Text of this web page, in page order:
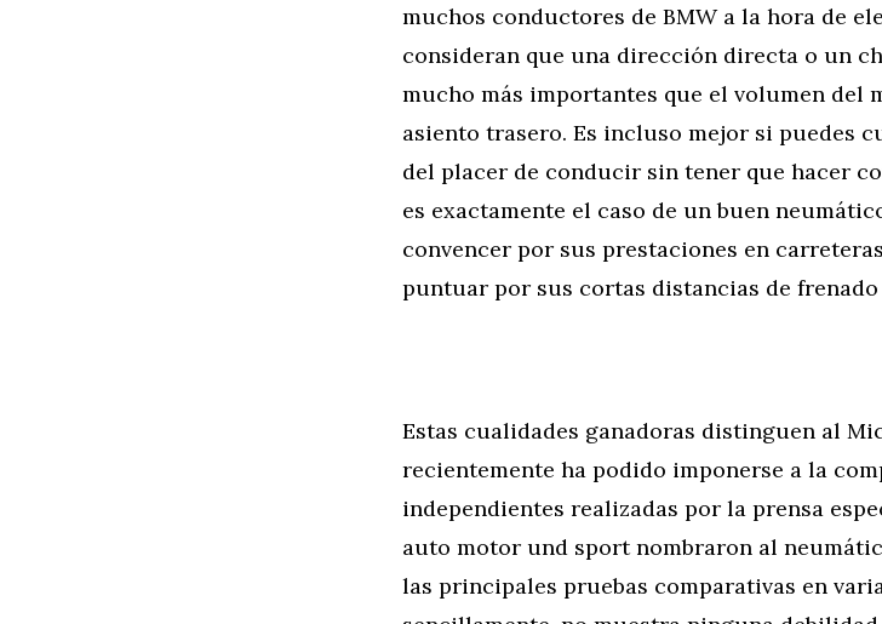
muchos conductores de BMW a la hora de
consideran que una dirección directa o un
mucho más importantes que el volumen del
asiento trasero. Es incluso mejor si puedes
del placer de conducir sin tener que hacer
es exactamente el caso de un buen
convencer por sus prestaciones en
puntuar por sus cortas distancias de
Estas cualidades ganadoras distinguen al
recientemente ha podido imponerse a la
independientes realizadas por la prensa
auto motor und sport nombraron al
las principales pruebas comparativas en